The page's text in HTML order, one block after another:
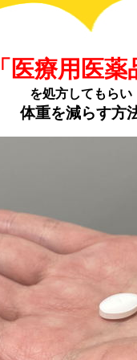
「医療用医薬
を処方してもらい
体重を減らす方